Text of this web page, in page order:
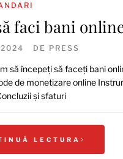
faci bani
DE PRESS
să începeți să faceți bani
de monetizare online
și sfaturi
LECTURA